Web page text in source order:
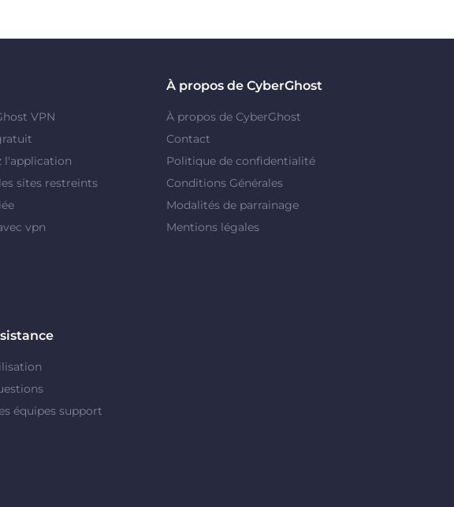
VPN
l'application
sites restreints
vpn
À propos de CyberGhost
À propos de CyberGhost
Contact
Politique de confidentialité
Conditions Générales
Modalités de parrainage
Mentions légales
équipes support